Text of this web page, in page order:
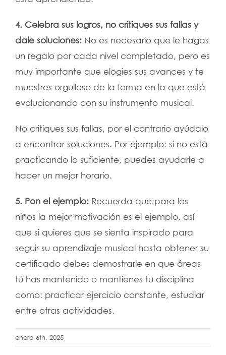
4. Celebra sus logros, no critiques sus fallas y
dale soluciones: No es necesario que le hagas
un regalo por cada nivel completado, pero es
muy importante que elogies sus avances y te
muestres orgulloso de la forma en la que está
evolucionando con su instrumento musical.
No critiques sus fallas, por el contrario ayúdalo
a encontrar soluciones. Por ejemplo: si no está
practicando lo suficiente, puedes ayudarle a
hacer un mejor horario.
5. Pon el ejemplo: Recuerda que para los
niños la mejor motivación es el ejemplo, así
que si quieres que se sienta inspirado para
seguir su aprendizaje musical hasta obtener su
certificado debes demostrarle en que áreas
tú has mantenido o mantienes tu disciplina
como: practicar ejercicio constante, estudiar
entre otras actividades.
enero 6th, 2025